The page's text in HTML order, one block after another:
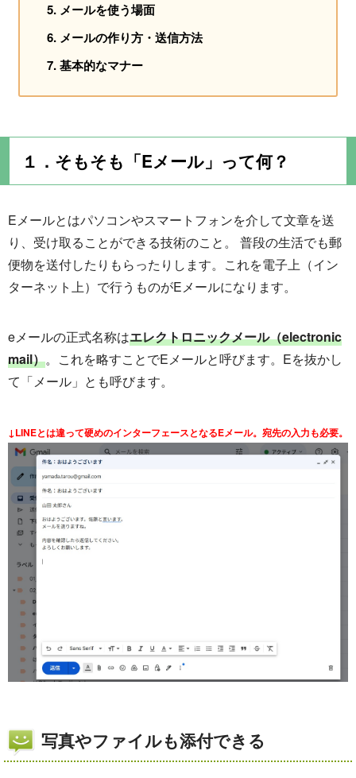
メールを使う場面
メールの作り方・送信方法
基本的なマナー
１．そもそも「Eメール」って何？
Eメールとはパソコンやスマートフォンを介して文章を送
り、受け取ることができる技術のこと。 普段の生活でも郵
便物を送付したりもらったりします。これを電子上（イン
ターネット上）で行うものがEメールになります。
eメールの正式名称はエレクトロニックメール（electronic
mail）。これを略すことでEメールと呼びます。Eを抜かし
て「メール」とも呼びます。
↓LINEとは違って硬めのインターフェースとなるEメール。宛先の入力も必要。
写真やファイルも添付できる